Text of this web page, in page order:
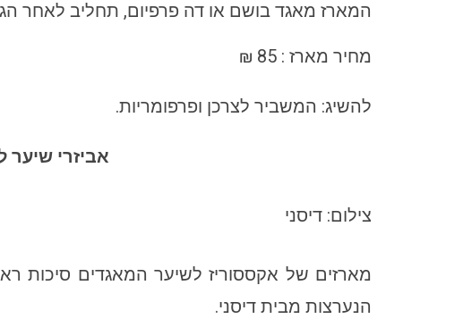
המארז מאגד בושם או דה פרפיום, תחליב לאחר
מחיר מארז : 85 ₪
להשיג: המשביר לצרכן ופרפומריות.
אביזרי שיער
צילום: דיסני
מארזים של אקססוריז לשיער המאגדים סיכות
הנערצות מבית דיסני.